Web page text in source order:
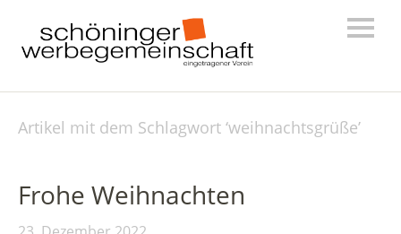
Artikel mit dem Schlagwort ‘weihnachtsgrüße’
Frohe Weihnachten